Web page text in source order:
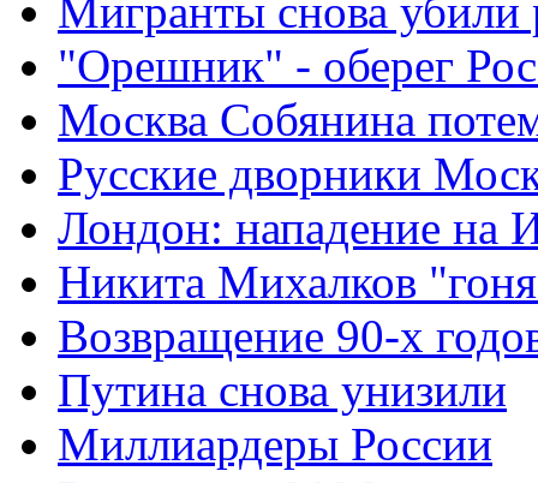
Мигранты снова убили
"Орешник" - оберег
Москва Собянина
Русские дворники
Лондон: нападение на
Никита Михалков
Возвращение 90-х
Путина снова унизили
Миллиардеры России